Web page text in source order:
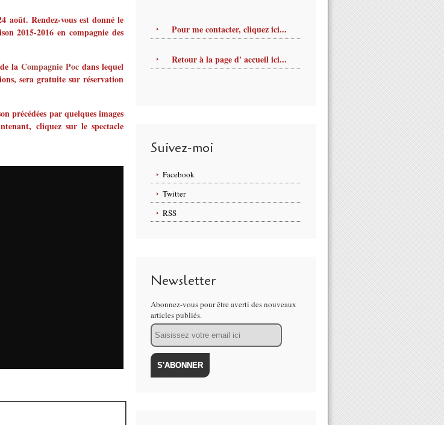
Rendez-vous est donné le
2015-2016en compagnie des
la Compagnie Pocdans lequel
sera gratuite sur réservation
précédées par quelques images
cliquez sur le spectacle
Pour me contacter, cliquez ici...
Retour à la page d' accueil ici...
Suivez-moi
Facebook
Twitter
RSS
Newsletter
Abonnez-vous pour être averti des nouveaux
articles publiés.
Email